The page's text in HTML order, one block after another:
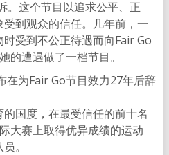
。这个节目以追求公平、正
到观众的信任。几年前，一
受到不公正待遇而向Fair Go
的遭遇做了一档节目。
在为Fair Go节目效力27年后辞
国度，在最受信任的前十名
大赛上取得优异成绩的运动
。